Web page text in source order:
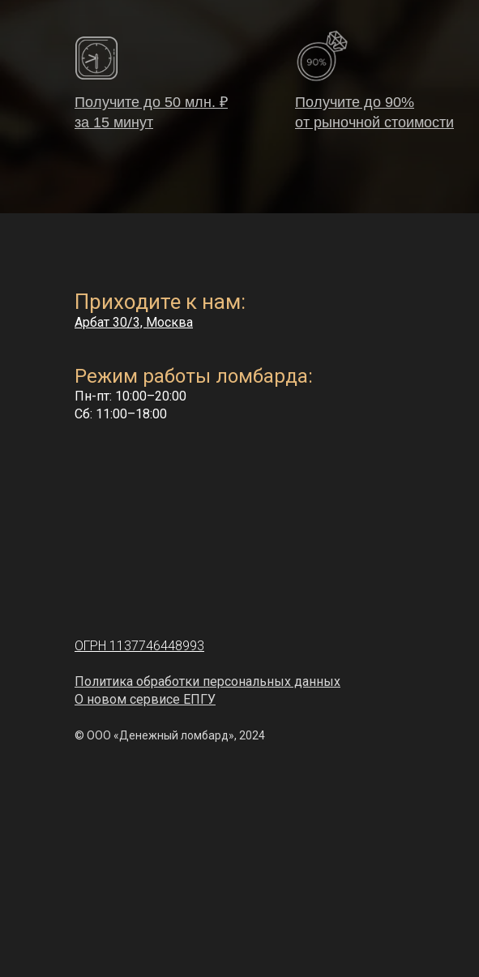
Получите до 90%
от рыночной стоимости
Получите до 50 млн. ₽
за 15 минут
Приходите к нам:
Арбат 30/3, Москва
Режим работы ломбарда:
Пн-пт: 10:00–20:00
Сб: 11:00–18:00
ОГРН 1137746448993
Политика обработки персональных данных
О новом сервисе ЕПГУ
© ООО «Денежный ломбард», 2024